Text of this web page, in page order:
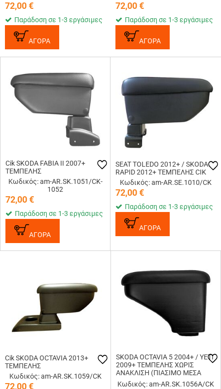
72,00€
Παράδοση σε 1-3 εργάσιμες
ΑΓΟΡΑ
72,00€
Παράδοση σε 1-3 εργάσιμες
ΑΓΟΡΑ
Cik SKODA FABIA II 2007+
ΤΕΜΠΕΛΗΣ
Κωδικός: am-AR.SK.1051/CK-
1052
72,00€
Παράδοση σε 1-3 εργάσιμες
ΑΓΟΡΑ
SEAT TOLEDO 2012+ / SKODA
RAPID 2012+​ ΤΕΜΠΕΛΗΣ CIK
Κωδικός: am-AR.SE.1010/CK
72,00€
Παράδοση σε 1-3 εργάσιμες
ΑΓΟΡΑ
Cik SKODA OCTAVIA 2013+
ΤΕΜΠΕΛΗΣ
Κωδικός: am-AR.SK.1059/CK
72,00€
SKODA OCTAVIA 5 2004+ / YETI
2009+ ΤΕΜΠΕΛΗΣ ΧΩΡΙΣ
ΑΝΑΚΛΙΣΗ (ΠΙΑΣΙΜΟ ΜΕΣΑ
ΣΤΗΝ ΠΟΤΗΡΟΘΗΚΗ)
Κωδικός: am-AR.SK.1056A/CK